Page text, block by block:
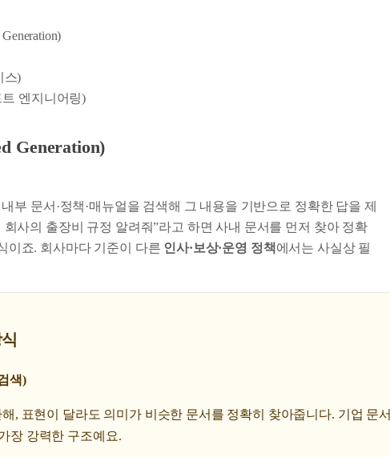
스)
트 엔지니어링)
Generation)
부 문서·정책·매뉴얼을 검색해 그 내용을 기반으로 정확한 답을 제
사의 출장비 규정 알려줘”라고 하면 사내 문서를 먼저 찾아 정확
이죠. 회사마다 기준이 다른 인사·보상·운영 정책에서는 사실상 필
색)
, 표현이 달라도 의미가 비슷한 문서를 정확히 찾아줍니다. 기업 문서
장 강력한 구조예요.